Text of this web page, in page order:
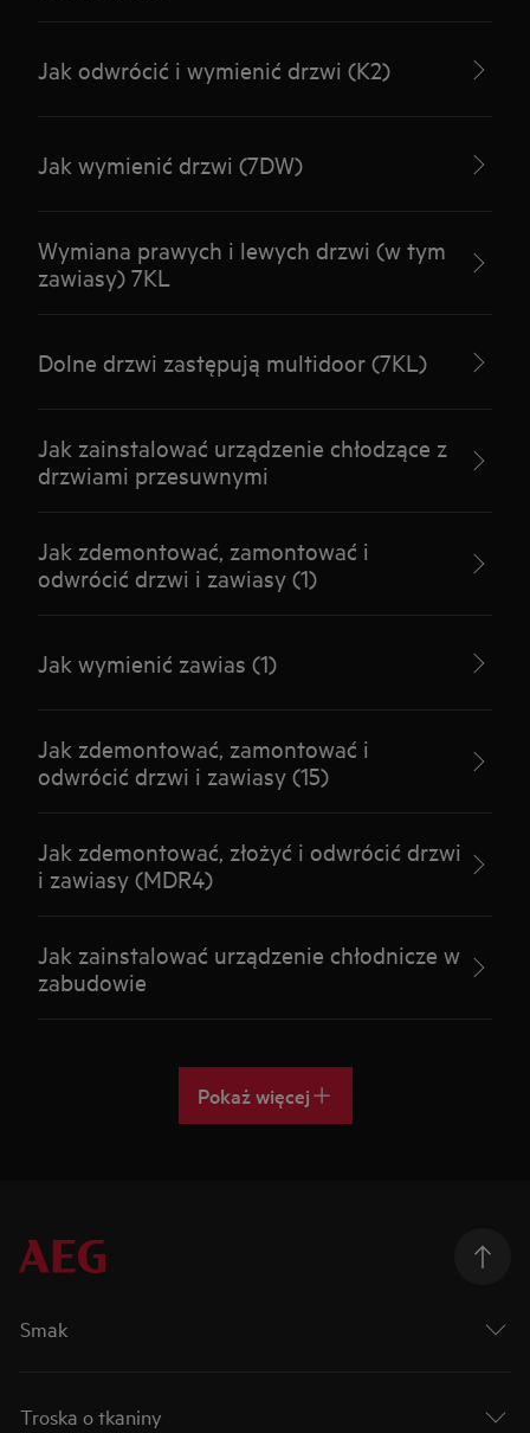
Jak odwrócić i wymienić drzwi (K2)
Jak wymienić drzwi (7DW)
Wymiana prawych i lewych drzwi (w tym
zawiasy) 7KL
Dolne drzwi zastępują multidoor (7KL)
Jak zainstalować urządzenie chłodzące z
drzwiami przesuwnymi
Jak zdemontować, zamontować i
odwrócić drzwi i zawiasy (1)
Jak wymienić zawias (1)
Jak zdemontować, zamontować i
odwrócić drzwi i zawiasy (15)
Jak zdemontować, złożyć i odwrócić drzwi
i zawiasy (MDR4)
Jak zainstalować urządzenie chłodnicze w
zabudowie
Pokaż więcej
Smak
Troska o tkaniny